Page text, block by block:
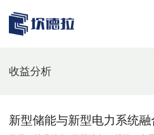
收益分析
新型储能与新型电力系统